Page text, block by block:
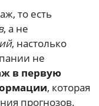
то есть
, а не
, настолько
не
в первую
, которая
прогнозов.